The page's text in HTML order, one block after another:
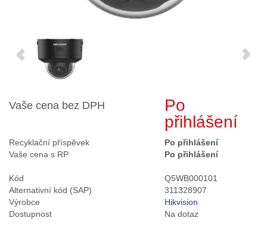
Vaše cena bez DPH
Po
přihlášení
Recyklační příspěvek
Po přihlášení
Vaše cena s RP
Po přihlášení
Kód
Q5WB000101
Alternativní kód (SAP)
311328907
Výrobce
Hikvision
Dostupnost
Na dotaz